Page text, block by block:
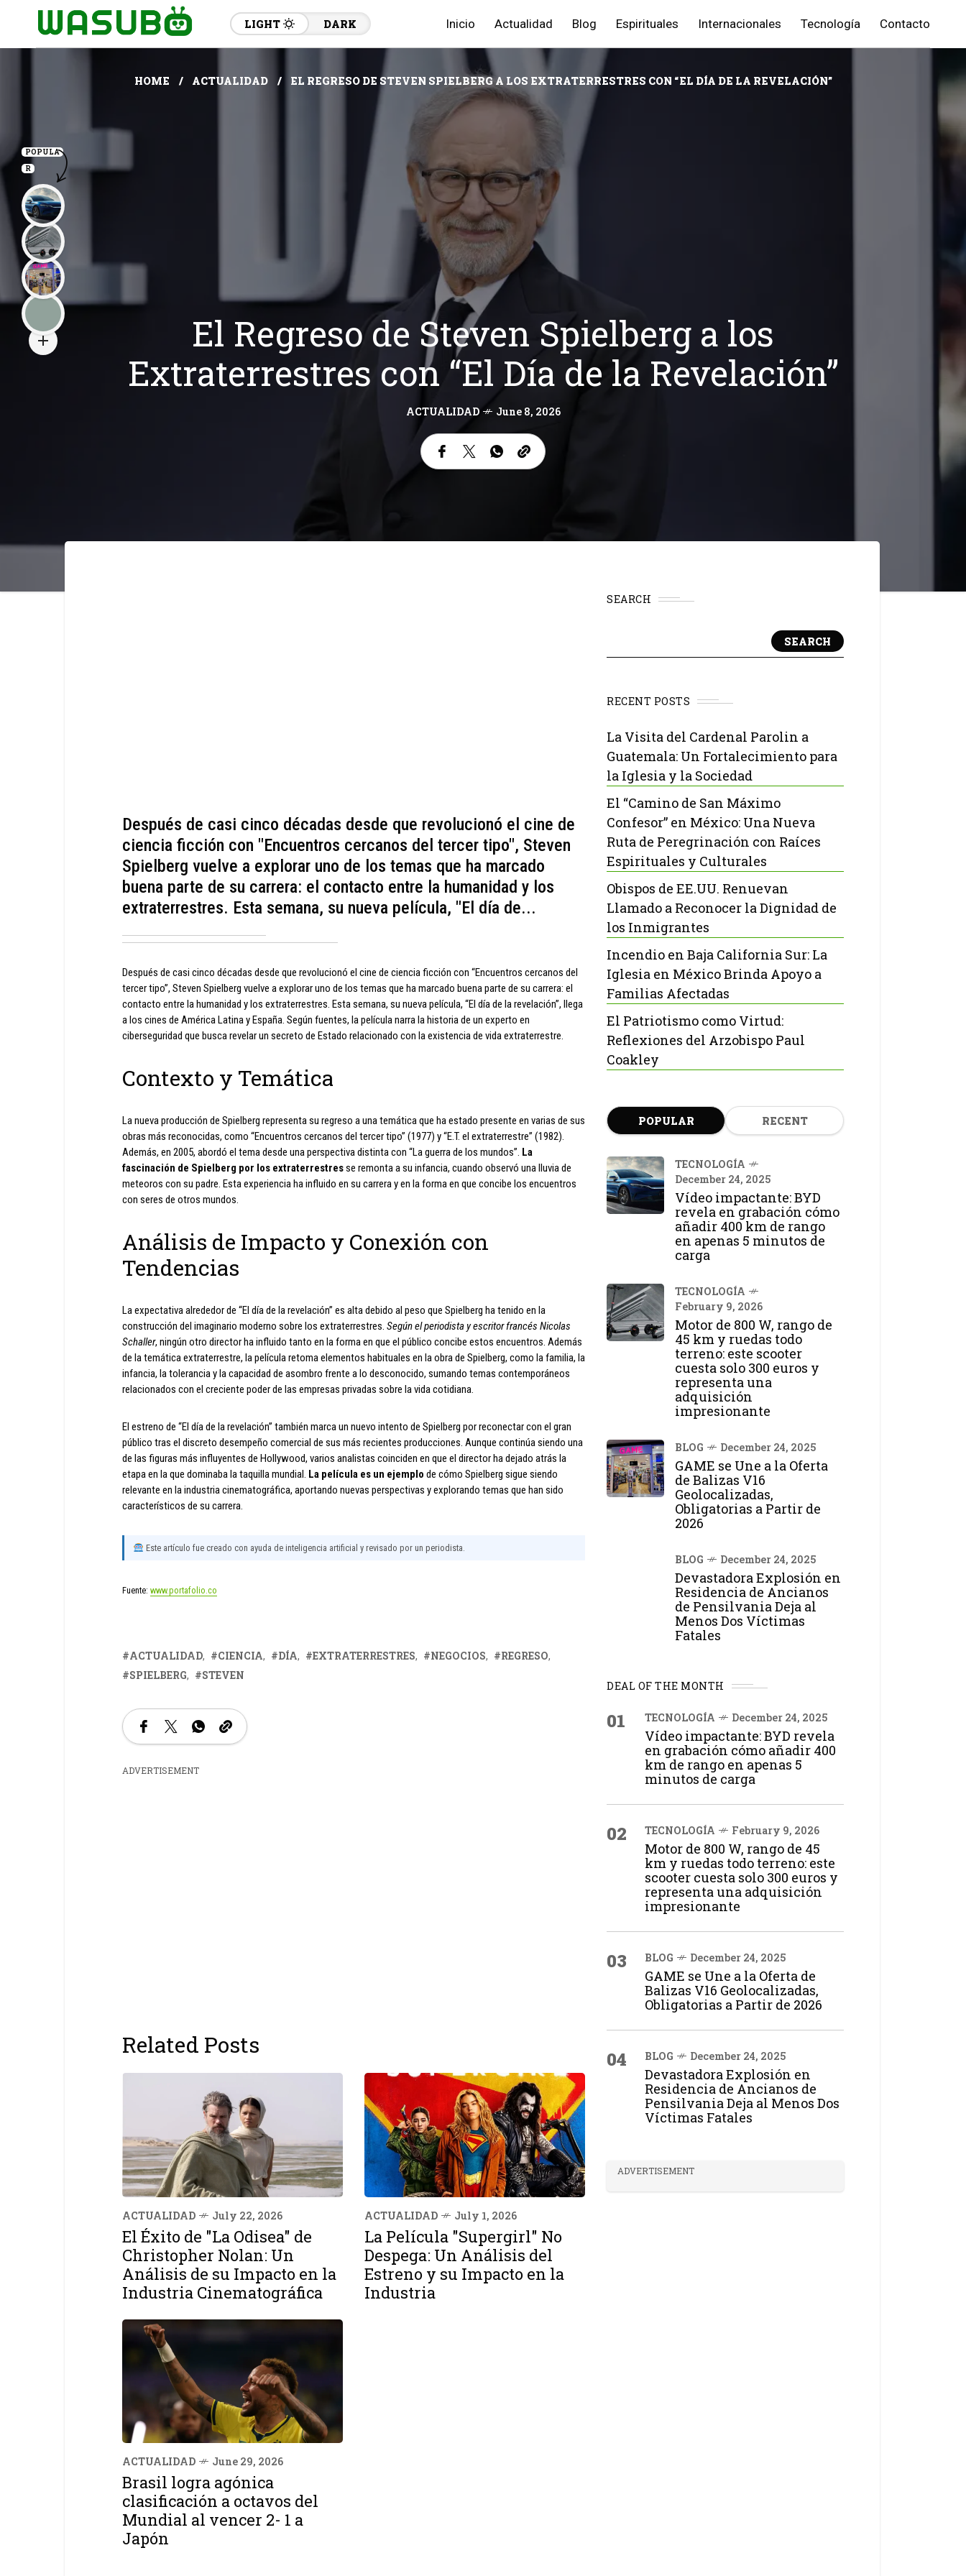
LIGHT DARK Inicio Actualidad Blog Espirituales Internacionales Tecnología Contacto
HOME ACTUALIDAD EL REGRESO DE STEVEN SPIELBERG A LOS EXTRATERRESTRES CON “EL DÍA DE LA REVELACIÓN”
El Regreso de Steven Spielberg a los
Extraterrestres con “El Día de la Revelación”
ACTUALIDAD June 8, 2026
Después de casi cinco décadas desde que revolucionó el cine de
ciencia ficción con "Encuentros cercanos del tercer tipo", Steven
Spielberg vuelve a explorar uno de los temas que ha marcado
buena parte de su carrera: el contacto entre la humanidad y los
extraterrestres. Esta semana, su nueva película, "El día de...
Después de casi cinco décadas desde que revolucionó el cine de ciencia ficción con “Encuentros cercanos del
tercer tipo”, Steven Spielberg vuelve a explorar uno de los temas que ha marcado buena parte de su carrera: el
contacto entre la humanidad y los extraterrestres. Esta semana, su nueva película, “El día de la revelación”, llega
a los cines de América Latina y España. Según fuentes, la película narra la historia de un experto en
ciberseguridad que busca revelar un secreto de Estado relacionado con la existencia de vida extraterrestre.
Contexto y Temática
La nueva producción de Spielberg representa su regreso a una temática que ha estado presente en varias de sus
obras más reconocidas, como “Encuentros cercanos del tercer tipo” (1977) y “E.T. el extraterrestre” (1982).
Además, en 2005, abordó el tema desde una perspectiva distinta con “La guerra de los mundos”. La
fascinación de Spielberg por los extraterrestresse remonta a su infancia, cuando observó una lluvia de
meteoros con su padre. Esta experiencia ha influido en su carrera y en la forma en que concibe los encuentros
con seres de otros mundos.
Análisis de Impacto y Conexión con
Tendencias
La expectativa alrededor de “El día de la revelación” es alta debido al peso que Spielberg ha tenido en la
construcción del imaginario moderno sobre los extraterrestres. Según el periodista y escritor francés Nicolas
Schaller, ningún otro director ha influido tanto en la forma en que el público concibe estos encuentros. Además
de la temática extraterrestre, la película retoma elementos habituales en la obra de Spielberg, como la familia, la
infancia, la tolerancia y la capacidad de asombro frente a lo desconocido, sumando temas contemporáneos
relacionados con el creciente poder de las empresas privadas sobre la vida cotidiana.
El estreno de “El día de la revelación” también marca un nuevo intento de Spielberg por reconectar con el gran
público tras el discreto desempeño comercial de sus más recientes producciones. Aunque continúa siendo una
de las figuras más influyentes de Hollywood, varios analistas coinciden en que el director ha dejado atrás la
etapa en la que dominaba la taquilla mundial. La película es un ejemplo de cómo Spielberg sigue siendo
relevante en la industria cinematográfica, aportando nuevas perspectivas y explorando temas que han sido
característicos de su carrera.
Este artículo fue creado con ayuda de inteligencia artificial y revisado por un periodista.
Fuente: www.portafolio.co
ACTUALIDAD CIENCIA DÍA EXTRATERRESTRES NEGOCIOS
REGRESO
SPIELBERG
STEVEN
ADVERTISEMENT
Related Posts
ACTUALIDAD July 22, 2026
El Éxito de "La Odisea" de
Christopher Nolan: Un
Análisis de su Impacto en la
Industria Cinematográfica
ACTUALIDAD July 1, 2026
La Película "Supergirl" No
Despega: Un Análisis del
Estreno y su Impacto en la
Industria
ACTUALIDAD June 29, 2026
Brasil logra agónica
clasificación a octavos del
Mundial al vencer 2- 1 a
Japón
SEARCH
SEARCH
RECENT POSTS
La Visita del Cardenal Parolin a
Guatemala: Un Fortalecimiento para
la Iglesia y la Sociedad
El “Camino de San Máximo
Confesor” en México: Una Nueva
Ruta de Peregrinación con Raíces
Espirituales y Culturales
Obispos de EE.UU. Renuevan
Llamado a Reconocer la Dignidad de
los Inmigrantes
Incendio en Baja California Sur: La
Iglesia en México Brinda Apoyo a
Familias Afectadas
El Patriotismo como Virtud:
Reflexiones del Arzobispo Paul
Coakley
POPULAR RECENT
TECNOLOGÍA
December 24, 2025
Vídeo impactante: BYD
revela en grabación cómo
añadir 400 km de rango
en apenas 5 minutos de
carga
TECNOLOGÍA
February 9, 2026
Motor de 800 W, rango de
45 km y ruedas todo
terreno: este scooter
cuesta solo 300 euros y
representa una
adquisición
impresionante
BLOG December 24, 2025
GAME se Une a la Oferta
de Balizas V16
Geolocalizadas,
Obligatorias a Partir de
2026
BLOG December 24, 2025
Devastadora Explosión en
Residencia de Ancianos
de Pensilvania Deja al
Menos Dos Víctimas
Fatales
DEAL OF THE MONTH
01 TECNOLOGÍA December 24, 2025
Vídeo impactante: BYD revela
en grabación cómo añadir 400
km de rango en apenas 5
minutos de carga
02 TECNOLOGÍA February 9, 2026
Motor de 800 W, rango de 45
km y ruedas todo terreno: este
scooter cuesta solo 300 euros y
representa una adquisición
impresionante
03 BLOG December 24, 2025
GAME se Une a la Oferta de
Balizas V16 Geolocalizadas,
Obligatorias a Partir de 2026
04 BLOG December 24, 2025
Devastadora Explosión en
Residencia de Ancianos de
Pensilvania Deja al Menos Dos
Víctimas Fatales
ADVERTISEMENT
POPULA
R